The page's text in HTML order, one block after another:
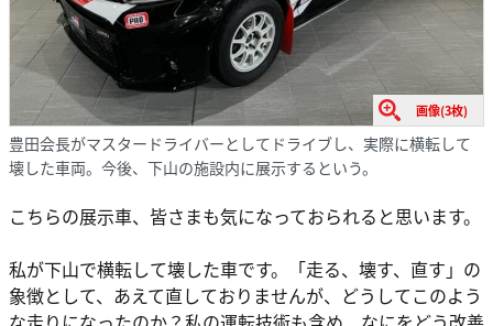
画像(3枚)
豊田会長がマスタードライバーとしてドライブし、実際に横転して
壊した車両。今後、下山の施設内に展示するという。
こちらの展示車、皆さまも気になっておられると思います。
私が下山で横転して壊した車です。「走る、壊す、直す」の
象徴として、あえて直しておりませんが、どうしてこのよう